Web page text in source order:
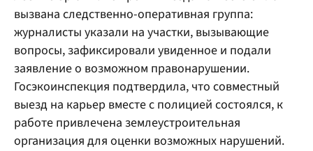
вызвана следственно-оперативная группа:
журналисты указали на участки, вызывающие
вопросы, зафиксировали увиденное и подали
заявление о возможном правонарушении.
Госэкоинспекция подтвердила, что совместный
выезд на карьер вместе с полицией состоялся, к
работе привлечена землеустроительная
организация для оценки возможных нарушений.